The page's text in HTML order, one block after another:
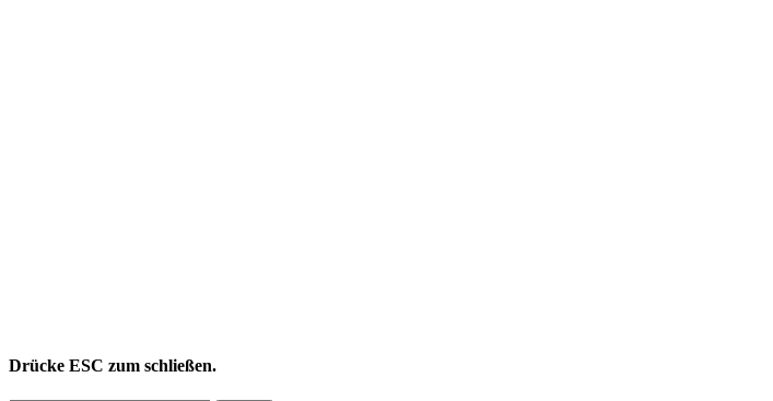
Drücke ESC zum schließen.